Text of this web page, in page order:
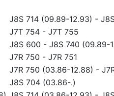
J8S 714 (09.89-12.93) -
J7T 754 - J7T 755
J8S 600 - J8S 740 (09.89-
J7R 750 - J7R 751
J7R 750 (03.86-12.88) -
J8S 704 (03.86-.)